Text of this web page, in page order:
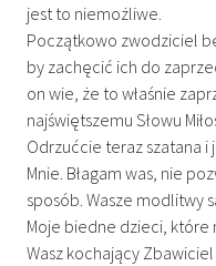
jest to niemożliwe.
Początkowo zwodziciel
by zachęcić ich do
on wie, że to właśnie
najświętszemu Słowu
Odrzućcie teraz szatana i
Mnie. Błagam was, nie
sposób. Wasze modlitwy
Moje biedne dzieci, które
Wasz kochający Zbawiciel